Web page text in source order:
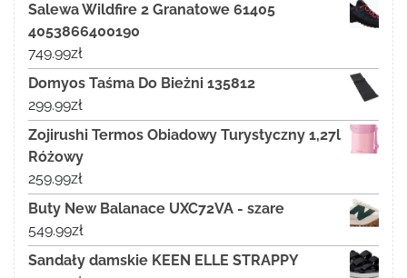
Salewa Wildfire 2 Granatowe 61405
4053866400190
749.99zł
Domyos Taśma Do Bieżni 135812
299.99zł
Zojirushi Termos Obiadowy Turystyczny 1,27l
Różowy
259.99zł
Buty New Balanace UXC72VA - szare
549.99zł
Sandały damskie KEEN ELLE STRAPPY